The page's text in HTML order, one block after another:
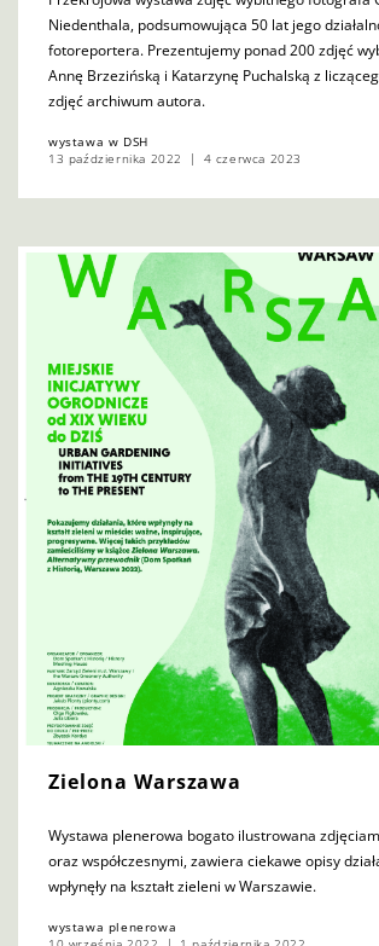
Niedenthala, podsumowująca 50 lat jego
fotoreportera. Prezentujemy ponad 200 zdjęć
Annę Brzezińską i Katarzynę Puchalską z
zdjęć archiwum autora.
wystawa w DSH
13 października 2022
4 czerwca 2023
Zielona Warszawa
Wystawa plenerowa bogato ilustrowana
oraz współczesnymi, zawiera ciekawe opisy
wpłynęły na kształt zieleni w Warszawie.
wystawa plenerowa